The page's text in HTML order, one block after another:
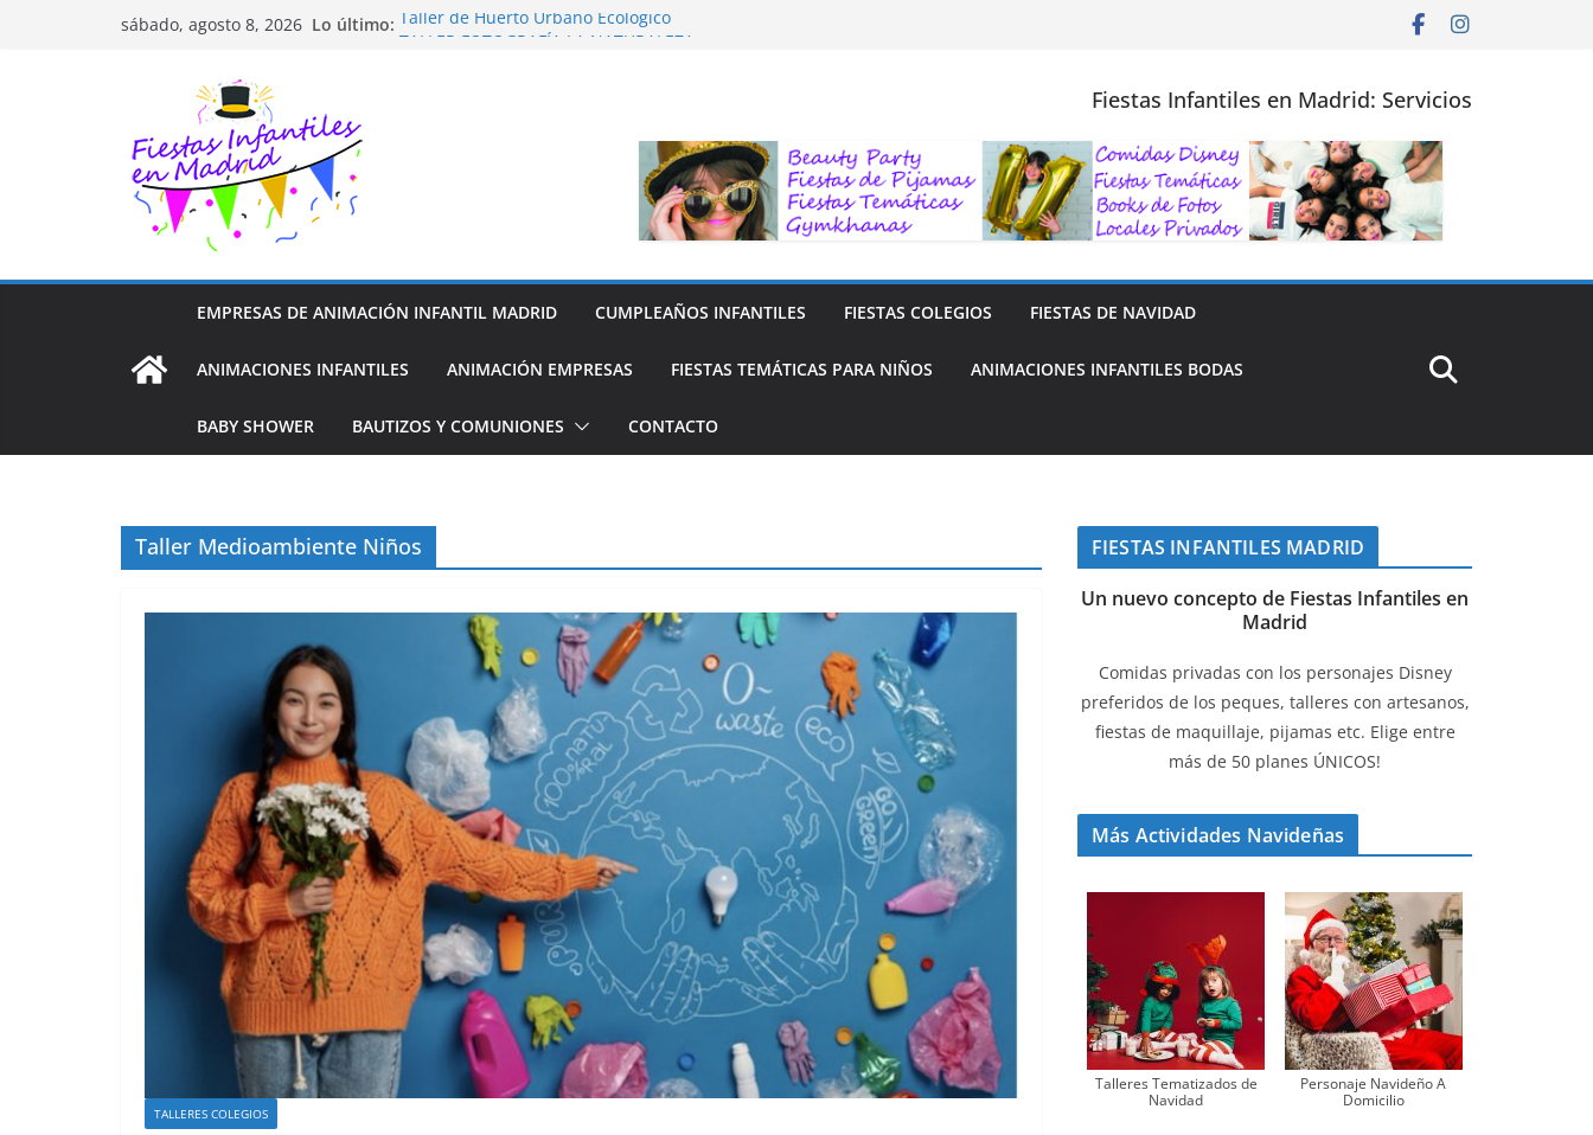
sábado, agosto 8, 2026 Lo último: Taller de Huerto Urbano Ecológico
Fiestas Infantiles en Madrid: Servicios
EMPRESAS DE ANIMACIÓN INFANTIL MADRID CUMPLEAÑOS INFANTILES FIESTAS COLEGIOS FIESTAS DE NAVIDAD
ANIMACIONES INFANTILES ANIMACIÓN EMPRESAS FIESTAS TEMÁTICAS PARA NIÑOS ANIMACIONES INFANTILES BODAS
BABY SHOWER BAUTIZOS Y COMUNIONES CONTACTO
Taller Medioambiente Niños
TALLERES COLEGIOS
FIESTAS INFANTILES MADRID
Un nuevo concepto de Fiestas Infantiles en
Madrid
Comidas privadas con los personajes Disney
preferidos de los peques, talleres con artesanos,
fiestas de maquillaje, pijamas etc. Elige entre
más de 50 planes ÚNICOS!
Más Actividades Navideñas
Talleres Tematizados de
Navidad
Personaje Navideño A
Domicilio